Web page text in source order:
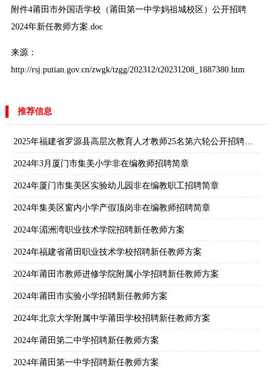
附件4莆田市外国语学校（莆田第一中学妈祖城校区）公开招聘
2024年新任教师方案.doc
来源：
http://rsj.putian.gov.cn/zwgk/tzgg/202312/t20231208_1887380.htm
推荐信息
2025年福建省罗源县高层次教育人才教师25名第六轮公开招聘公告
2024年3月厦门市集美小学非在编教师招聘简章
2024年厦门市集美区实验幼儿园非在编教职工招聘简章
2024年集美区窗内小学产假顶岗非在编教师招聘简章
2024年湄洲湾职业技术学院招聘新任教师方案
2024年福建省莆田职业技术学校招聘新任教师方案
2024年莆田市教师进修学院附属小学招聘新任教师方案
2024年莆田市实验小学招聘新任教师方案
2024年北京大学附属中学莆田学校招聘新任教师方案
2024年莆田第二中学招聘新任教师方案
2024年莆田第一中学招聘新任教师方案